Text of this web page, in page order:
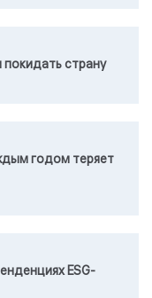
страну
годом теряет
ESG-